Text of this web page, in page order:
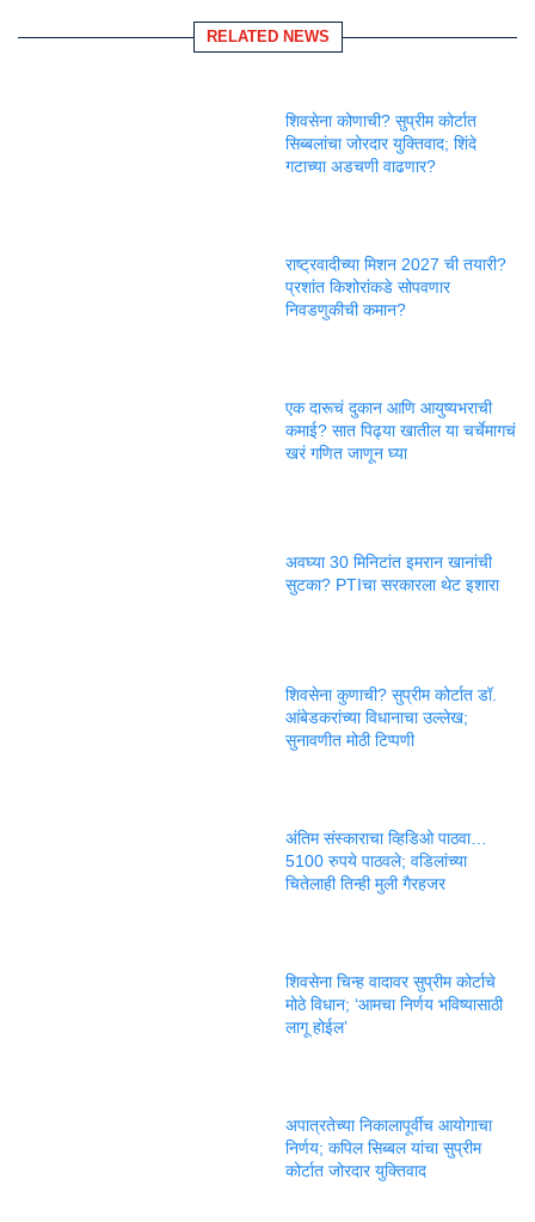
RELATED NEWS
शिवसेना कोणाची? सुप्रीम कोर्टात
सिब्बलांचा जोरदार युक्तिवाद; शिंदे
गटाच्या अडचणी वाढणार?
राष्ट्रवादीच्या मिशन 2027 ची तयारी?
प्रशांत किशोरांकडे सोपवणार
निवडणुकीची कमान?
एक दारूचं दुकान आणि आयुष्यभराची
कमाई? सात पिढ्या खातील या चर्चेमागचं
खरं गणित जाणून घ्या
अवघ्या 30 मिनिटांत इमरान खानांची
सुटका? PTIचा सरकारला थेट इशारा
शिवसेना कुणाची? सुप्रीम कोर्टात डॉ.
आंबेडकरांच्या विधानाचा उल्लेख;
सुनावणीत मोठी टिप्पणी
अंतिम संस्काराचा व्हिडिओ पाठवा…
5100 रुपये पाठवले; वडिलांच्या
चितेलाही तिन्ही मुली गैरहजर
शिवसेना चिन्ह वादावर सुप्रीम कोर्टाचे
मोठे विधान; ‘आमचा निर्णय भविष्यासाठी
लागू होईल’
अपात्रतेच्या निकालापूर्वीच आयोगाचा
निर्णय; कपिल सिब्बल यांचा सुप्रीम
कोर्टात जोरदार युक्तिवाद